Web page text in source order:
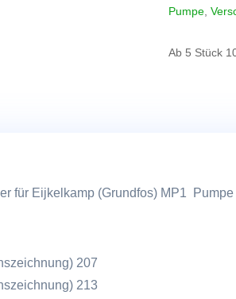
(Grundfos)
Pumpe ,
Ab 5 Stück
für Eijkelkamp (Grundfos) MP1 Pumpe
207
213